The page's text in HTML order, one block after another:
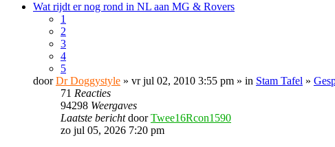
Wat rijdt er nog rond in NL aan MG & Rovers
1
2
3
4
5
doorDr Doggystyle » vr jul 02, 2010 3:55 pm » in Stam Tafel »
71 Reacties
94298 Weergaves
Laatste berichtdoorTwee16Rcon1590
zo jul 05, 2026 7:20 pm